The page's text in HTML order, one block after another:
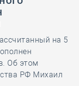
на 5
Об этом
РФ Михаил